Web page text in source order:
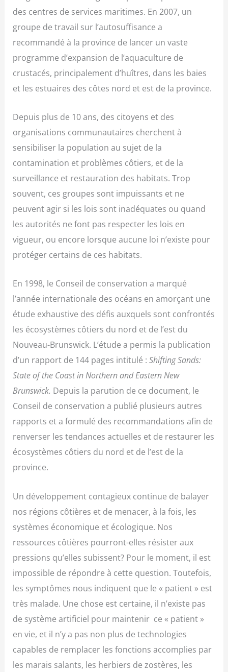
des centres de services maritimes. En 2007, un
groupe de travail sur l’autosuffisance a
recommandé à la province de lancer un vaste
programme d’expansion de l’aquaculture de
crustacés, principalement d’huîtres, dans les baies
et les estuaires des côtes nord et est de la province.
Depuis plus de 10 ans, des citoyens et des
organisations communautaires cherchent à
sensibiliser la population au sujet de la
contamination et problèmes côtiers, et de la
surveillance et restauration des habitats. Trop
souvent, ces groupes sont impuissants et ne
peuvent agir si les lois sont inadéquates ou quand
les autorités ne font pas respecter les lois en
vigueur, ou encore lorsque aucune loi n’existe pour
protéger certains de ces habitats.
En 1998, le Conseil de conservation a marqué
l’année internationale des océans en amorçant une
étude exhaustive des défis auxquels sont confrontés
les écosystèmes côtiers du nord et de l’est du
Nouveau-Brunswick. L’étude a permis la publication
d’un rapport de 144 pages intitulé :Shifting Sands:
State of the Coast in Northern and Eastern New
Brunswick. Depuis la parution de ce document, le
Conseil de conservation a publié plusieurs autres
rapports et a formulé des recommandations afin de
renverser les tendances actuelles et de restaurer les
écosystèmes côtiers du nord et de l’est de la
province.
Un développement contagieux continue de balayer
nos régions côtières et de menacer, à la fois, les
systèmes économique et écologique. Nos
ressources côtières pourront-elles résister aux
pressions qu’elles subissent? Pour le moment, il est
impossible de répondre à cette question. Toutefois,
les symptômes nous indiquent que le « patient » est
très malade. Une chose est certaine, il n’existe pas
de système artificiel pour maintenir ce « patient »
en vie, et il n’y a pas non plus de technologies
capables de remplacer les fonctions accomplies par
les marais salants, les herbiers de zostères, les